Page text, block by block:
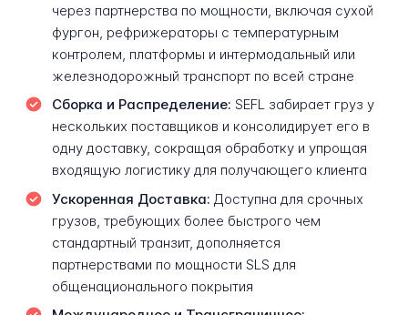
через партнерства по мощности, включая сухой
фургон, рефрижераторы с температурным
контролем, платформы и интермодальный или
железнодорожный транспорт по всей стране
Сборка и Распределение: SEFL забирает груз у
нескольких поставщиков и консолидирует его в
одну доставку, сокращая обработку и упрощая
входящую логистику для получающего клиента
Ускоренная Доставка: Доступна для срочных
грузов, требующих более быстрого чем
стандартный транзит, дополняется
партнерствами по мощности SLS для
общенационального покрытия